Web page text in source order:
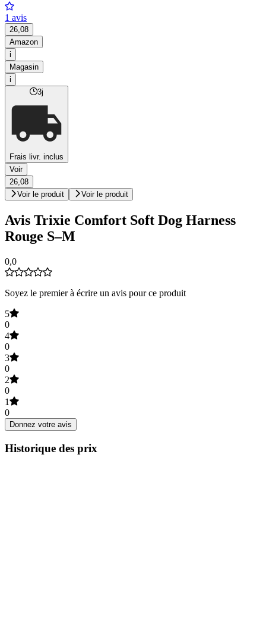
1 avis
26,08
Amazon
i
Magasin
i
3j
Frais livr. inclus
Voir
26,08
Voir le produit
Voir le produit
Avis Trixie Comfort Soft Dog Harness
Rouge S–M
0,0
Soyez le premier à écrire un avis pour ce produit
5
0
4
0
3
0
2
0
1
0
Donnez votre avis
Historique des prix